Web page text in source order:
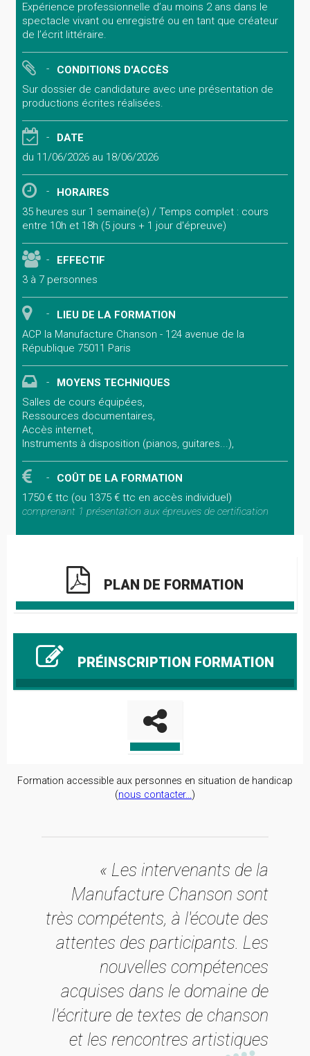
Expérience professionnelle d’au moins 2 ans dans le
spectacle vivant ou enregistré ou en tant que créateur
de l’écrit littéraire.
CONDITIONS D'ACCÈS
Sur dossier de candidature avec une présentation de
productions écrites réalisées.
DATE
du 11/06/2026 au 18/06/2026
HORAIRES
35 heures sur 1 semaine(s) / Temps complet : cours
entre 10h et 18h (5 jours + 1 jour d'épreuve)
EFFECTIF
3 à 7 personnes
LIEU DE LA FORMATION
ACP la Manufacture Chanson - 124 avenue de la
République 75011 Paris
MOYENS TECHNIQUES
Salles de cours équipées,
Ressources documentaires,
Accès internet,
Instruments à disposition (pianos, guitares...),
COÛT DE LA FORMATION
1750 € ttc (ou 1375 € ttc en accès individuel)
comprenant 1 présentation aux épreuves de certification
PLAN DE FORMATION
PRÉINSCRIPTION FORMATION
Formation accessible aux personnes en situation de handicap
(nous contacter...)
« Les intervenants de la
Manufacture Chanson sont
très compétents, à l'écoute des
attentes des participants. Les
nouvelles compétences
acquises dans le domaine de
l'écriture de textes de chanson
et les rencontres artistiques